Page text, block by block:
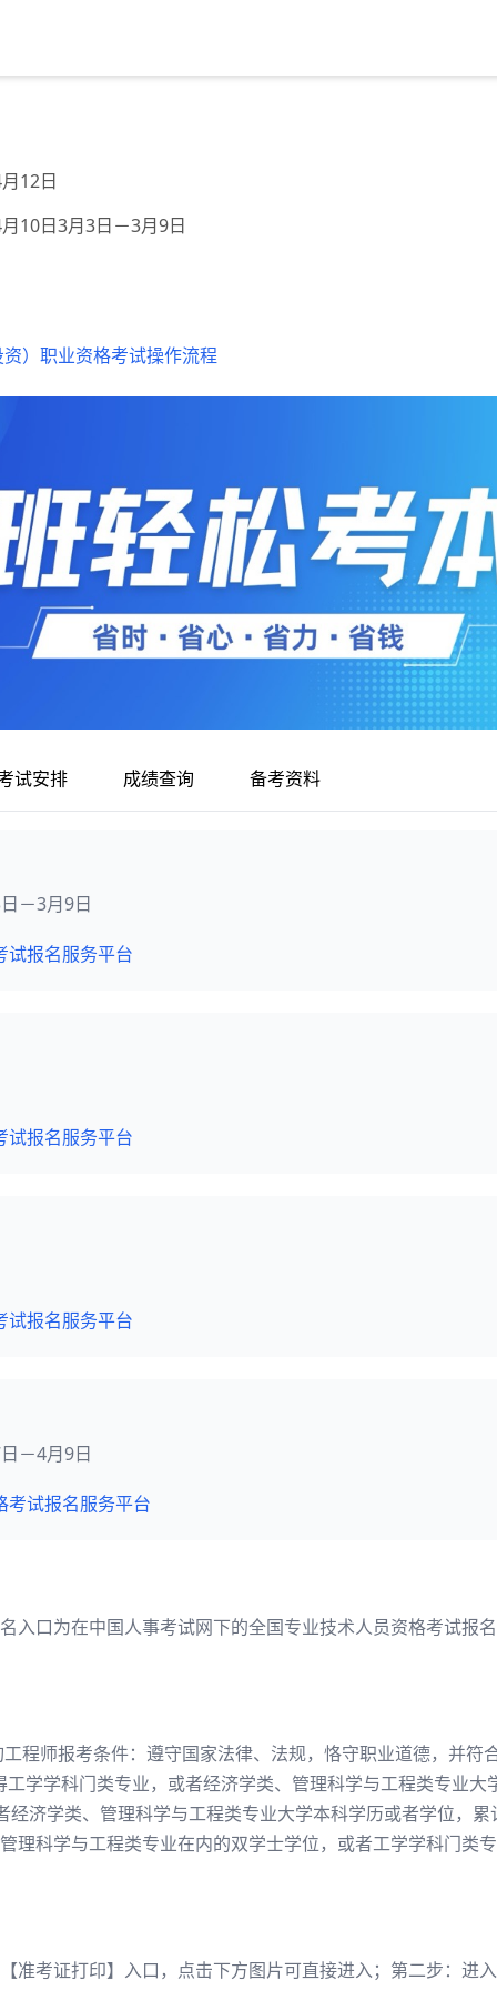
12日
10日3月3日－3月9日
）职业资格考试操作流程
试安排 成绩查询 备考资料
－3月9日
试报名服务平台
试报名服务平台
试报名服务平台
－4月9日
考试报名服务平台
入口为在中国人事考试网下的全国专业技术人员资格考试报
程师报考条件：遵守国家法律、法规，恪守职业道德，并符
学学科门类专业，或者经济学类、管理科学与工程类专业
经济学类、管理科学与工程类专业大学本科学历或者学位，
理科学与工程类专业在内的双学士学位，或者工学学科门类
准考证打印】入口，点击下方图片可直接进入；第二步：进